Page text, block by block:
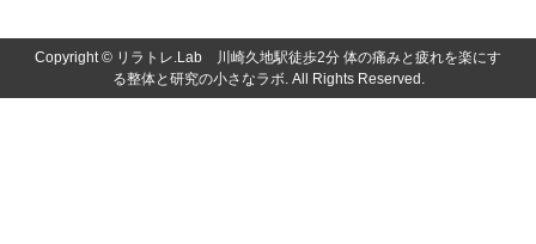
Copyright © リラトレ.Lab 川崎久地駅徒歩2分 体の痛みと疲れを楽にす
る整体と研究の小さなラボ. All Rights Reserved.